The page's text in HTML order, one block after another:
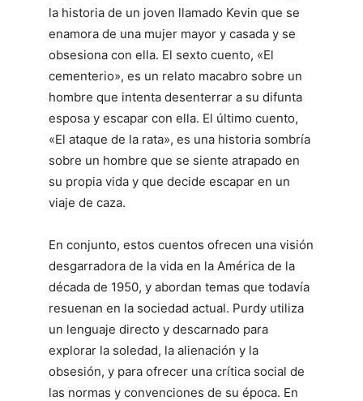
la historia de un joven llamado Kevin que se
enamora de una mujer mayor y casada y se
obsesiona con ella. El sexto cuento, «El
cementerio», es un relato macabro sobre un
hombre que intenta desenterrar a su difunta
esposa y escapar con ella. El último cuento,
«El ataque de la rata», es una historia sombría
sobre un hombre que se siente atrapado en
su propia vida y que decide escapar en un
viaje de caza.
En conjunto, estos cuentos ofrecen una visión
desgarradora de la vida en la América de la
década de 1950, y abordan temas que todavía
resuenan en la sociedad actual. Purdy utiliza
un lenguaje directo y descarnado para
explorar la soledad, la alienación y la
obsesión, y para ofrecer una crítica social de
las normas y convenciones de su época. En